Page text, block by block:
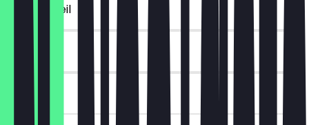
~€ 4 Vorteil
30 Tage
vor Ort